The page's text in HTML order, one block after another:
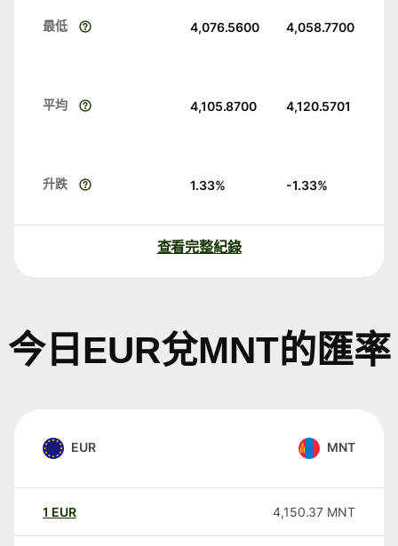
最低 4,076.5600 4,058.7700
平均 4,105.8700 4,120.5701
升跌 1.33% -1.33%
查看完整紀錄
今日EUR兌MNT的匯率
EUR MNT
1 EUR 4,150.37 MNT